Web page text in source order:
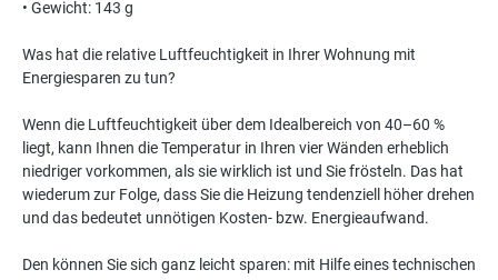
• Gewicht: 143 g
Was hat die relative Luftfeuchtigkeit in Ihrer Wohnung mit
Energiesparen zu tun?
Wenn die Luftfeuchtigkeit über dem Idealbereich von 40–60 %
liegt, kann Ihnen die Temperatur in Ihren vier Wänden erheblich
niedriger vorkommen, als sie wirklich ist und Sie frösteln. Das hat
wiederum zur Folge, dass Sie die Heizung tendenziell höher drehen
und das bedeutet unnötigen Kosten- bzw. Energieaufwand.
Den können Sie sich ganz leicht sparen: mit Hilfe eines technischen